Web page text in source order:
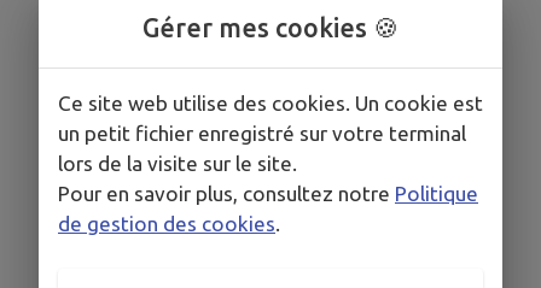
Gérer mes cookies 🍪
Ce site web utilise des cookies. Un cookie est
un petit fichier enregistré sur votre terminal
lors de la visite sur le site.
Pour en savoir plus, consultez notre Politique
de gestion des cookies.